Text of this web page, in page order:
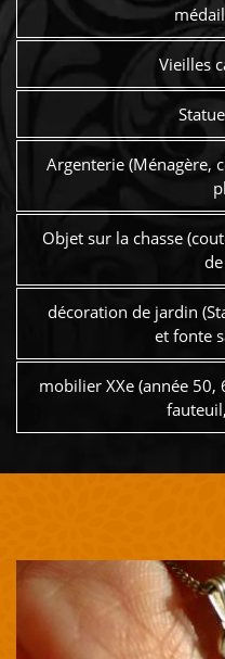
Vieilles
Argenterie (Ménagère,
Objet sur la chasse
décoration de jardin
et fonte
mobilier XXe (année